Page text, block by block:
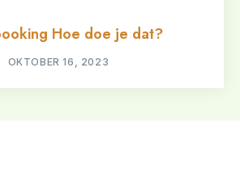
Hoe doe je dat?
OKTOBER 16, 2023